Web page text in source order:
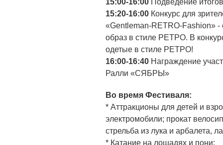
15:20-16:00 Конкурс для
«Gentleman-RETRO-Fashion»
образ в стиле РЕТРО. В
одетые в стиле РЕТРО!
16:00-16:40 Награждение
Ралли «СЯБРЫ»
Во время Фестиваля:
* Аттракционы для детей и
электромобили; прокат
стрельба из лука и арбалета,
* Катание на лошадях и пони;